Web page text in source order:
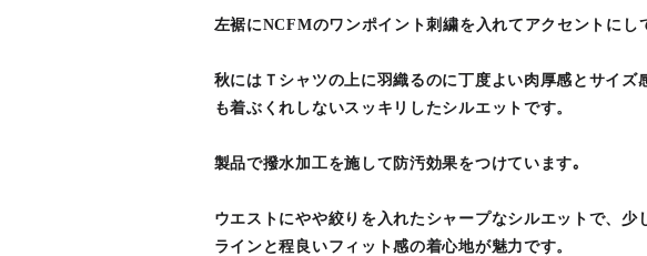
左裾にNCFMのワンポイント刺繍を入れてアクセントにし
秋にはＴシャツの上に羽織るのに丁度よい肉厚感とサイズ
も着ぶくれしないスッキリしたシルエットです。
製品で撥水加工を施して防汚効果をつけています｡
ウエストにやや絞りを入れたシャープなシルエットで、少
ラインと程良いフィット感の着心地が魅力です。